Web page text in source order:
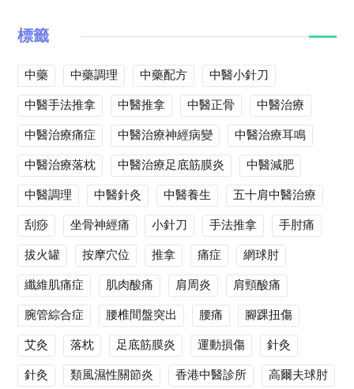
標籤
中藥 中藥調理 中藥配方
中醫小針刀
中醫手法推拿
中醫推拿 中醫正骨
中醫治療
中醫治療痛症
中醫治療神經病變
中醫治療耳鳴
中醫治療落枕
中醫治療足底筋膜炎
中醫減肥
中醫調理
中醫針灸 中醫養生
五十肩中醫治療
刮痧
坐骨神經痛 小針刀 手法推拿
手肘痛
拔火罐
按摩穴位 推拿 痛症
網球肘
纖維肌痛症
肌肉酸痛 肩周炎
肩頸酸痛
腕管綜合症
腰椎間盤突出 腰痛
腳踝扭傷
艾灸
落枕 足底筋膜炎 運動損傷
針灸
針灸
類風濕性關節炎 香港中醫診所 高爾夫球肘